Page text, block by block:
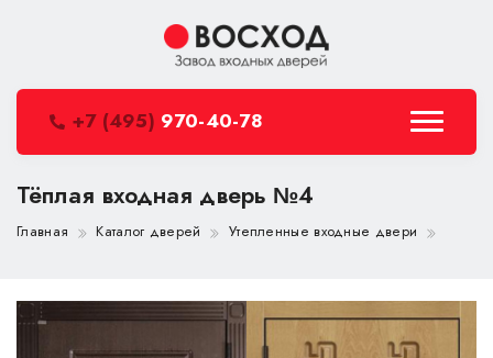
+7 (495) 970-40-78
Тёплая входная дверь №4
Главная Каталог дверей Утепленные входные двери